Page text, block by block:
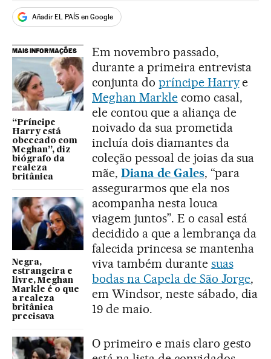
Añadir EL PAÍS en Google
MAIS INFORMAÇÕES
“Príncipe
Harry está
obcecado com
Meghan”, diz
biógrafo da
realeza
britânica
Negra,
estrangeira e
livre, Meghan
Markle é o que
a realeza
britânica
precisava
Em novembro passado,
durante a primeira entrevista
conjunta do príncipe Harrye
Meghan Marklecomo casal,
ele contou que a aliança de
noivado da sua prometida
incluía dois diamantes da
coleção pessoal de joias da sua
mãe, Diana de Gales, “para
assegurarmos que ela nos
acompanha nesta louca
viagem juntos”. E o casal está
decidido a que a lembrança da
falecida princesa se mantenha
viva também durante suas
bodas na Capela de São Jorge,
em Windsor, neste sábado, dia
19 de maio.
O primeiro e mais claro gesto